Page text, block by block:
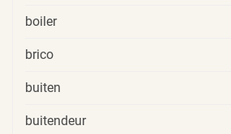
boiler
brico
buiten
buitendeur